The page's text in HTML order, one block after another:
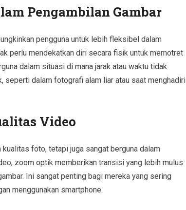
Pengambilan Gambar
pengguna untuk lebih fleksibel dalam
perlu mendekatkan diri secara fisik untuk memotret
dalam situasi di mana jarak atau waktu tidak
seperti dalam fotografi alam liar atau saat menghadiri
Video
foto, tetapi juga sangat berguna dalam
zoom optik memberikan transisi yang lebih mulus
Ini sangat penting bagi mereka yang sering
menggunakan smartphone.